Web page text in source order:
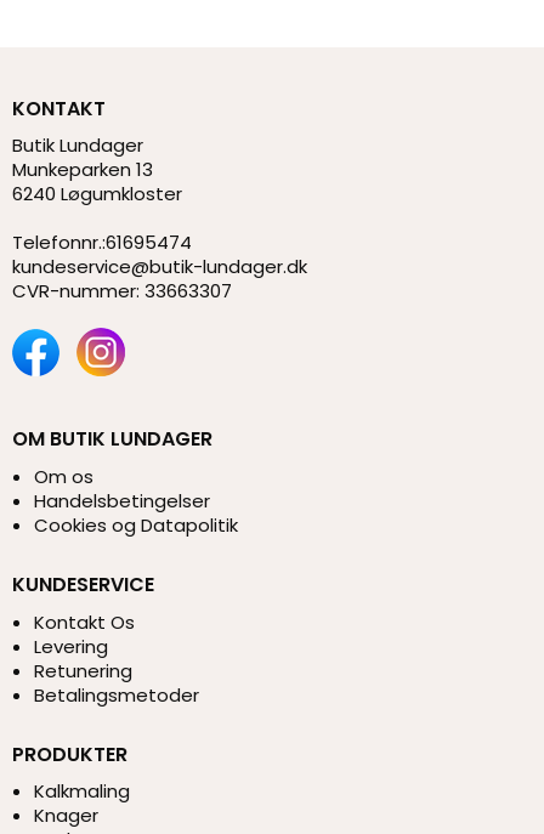
KONTAKT
Butik Lundager
Munkeparken 13
6240 Løgumkloster
Telefonnr.:61695474
kundeservice@butik-lundager.dk
CVR-nummer: 33663307
OM BUTIK LUNDAGER
Om os
Handelsbetingelser
Cookies og Datapolitik
KUNDESERVICE
Kontakt Os
Levering
Retunering
Betalingsmetoder
PRODUKTER
Kalkmaling
Knager